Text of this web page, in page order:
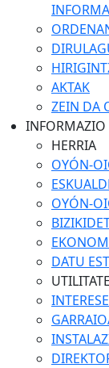
AKTAK
ZEIN DA
INFORMAZIO
HERRIA
OYÓN-
OYÓN-
DATU